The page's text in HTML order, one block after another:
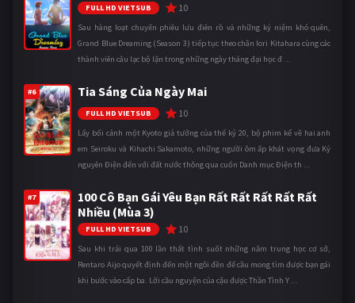
FULL HD VIETSUB 10
Sau hàng loạt chuyến phiêu lưu điên rồ và những kỷ niệm khó quên,
Grand Blue Dreaming (Season 3) tiếp tục theo chân Iori Kitahara cùng các
thành viên câu lạc bộ lặn trong những ngày tháng đại học đ ...
#6 Tia Sáng Của Ngày Mai
FULL HD VIETSUB 10
Lấy bối cảnh một Kyoto giả tưởng của thế kỷ 20, bộ phim kể về hai anh
em Seiroku và Kihachi Sakamoto, những người ôm ấp khát vọng đưa Kỷ
nguyên Điện đến với đất nước thông qua cuốn Danh mục Điện th ...
#7
100 Cô Bạn Gái Yêu Bạn Rất Rất Rất Rất Rất
Nhiều (Mùa 3)
FULL HD VIETSUB 10
Sau khi trải qua 100 lần thất tình suốt những năm trung học cơ sở,
Rentaro Aijo quyết định đến một ngôi đền để cầu mong tìm được bạn gái
khi bước vào cấp ba. Lời cầu nguyện của cậu được Thần Tình Y ...